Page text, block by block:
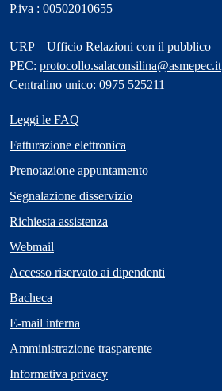
P.iva : 00502010655
URP – Ufficio Relazioni con il pubblico
PEC: protocollo.salaconsilina@asmepec.it
Centralino unico: 0975 525211
Leggi le FAQ
Fatturazione elettronica
Prenotazione appuntamento
Segnalazione disservizio
Richiesta assistenza
Webmail
Accesso riservato ai dipendenti
Bacheca
E-mail interna
Amministrazione trasparente
Informativa privacy